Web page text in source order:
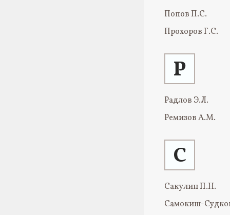
Попов П.С.
Прохоров Г.С.
Р
Радлов Э.Л.
Ремизов А.М.
С
Сакулин П.Н.
Самокиш-